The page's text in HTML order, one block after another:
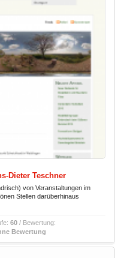
Dieter Teschner
von Veranstaltungen im
Stellen darüberhinaus
60 / Bewertung:
Bewertung